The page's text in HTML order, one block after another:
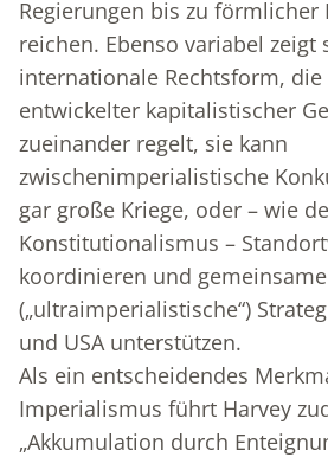
Regierungen bis zu
reichen. Ebenso variabel zeigt
internationale Rechtsform, die
entwickelter kapitalistischer
zueinander regelt, sie kann
zwischenimperialistische
gar große Kriege, oder – wie
Konstitutionalismus –
koordinieren und
(„ultraimperialistische“)
und USA unterstützen.
Als ein entscheidendes
Imperialismus führt Harvey
„Akkumulation durch